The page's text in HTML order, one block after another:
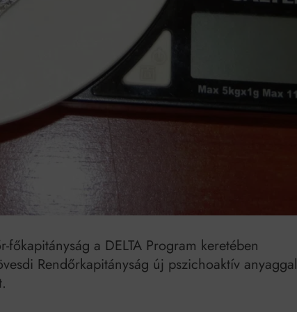
a DELTA Program keretében
Rendőrkapitányság új pszichoaktív anyaggal